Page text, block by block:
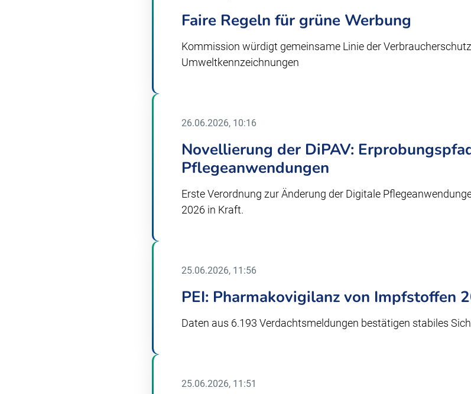
Faire Regeln für grüne Werbung
Kommission würdigt gemeinsame Linie der
Umweltkennzeichnungen
26.06.2026, 10:16
Novellierung der DiPAV:
Pflegeanwendungen
Erste Verordnung zur Änderung der Digitale
2026 in Kraft.
25.06.2026, 11:56
PEI: Pharmakovigilanz von Impfstoffen
Daten aus 6.193 Verdachtsmeldungen bestätigen stabiles
25.06.2026, 11:51